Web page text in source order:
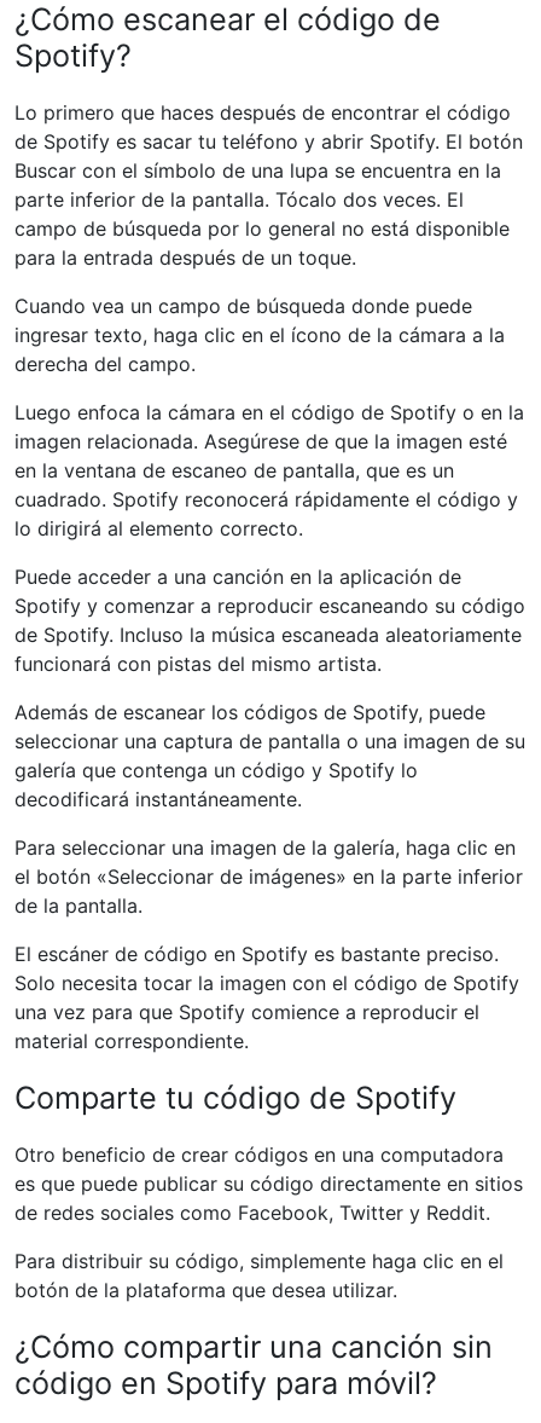
¿Cómo escanear el código de
Spotify?
Lo primero que haces después de encontrar el código
de Spotify es sacar tu teléfono y abrir Spotify. El botón
Buscar con el símbolo de una lupa se encuentra en la
parte inferior de la pantalla. Tócalo dos veces. El
campo de búsqueda por lo general no está disponible
para la entrada después de un toque.
Cuando vea un campo de búsqueda donde puede
ingresar texto, haga clic en el ícono de la cámara a la
derecha del campo.
Luego enfoca la cámara en el código de Spotify o en la
imagen relacionada. Asegúrese de que la imagen esté
en la ventana de escaneo de pantalla, que es un
cuadrado. Spotify reconocerá rápidamente el código y
lo dirigirá al elemento correcto.
Puede acceder a una canción en la aplicación de
Spotify y comenzar a reproducir escaneando su código
de Spotify. Incluso la música escaneada aleatoriamente
funcionará con pistas del mismo artista.
Además de escanear los códigos de Spotify, puede
seleccionar una captura de pantalla o una imagen de su
galería que contenga un código y Spotify lo
decodificará instantáneamente.
Para seleccionar una imagen de la galería, haga clic en
el botón «Seleccionar de imágenes» en la parte inferior
de la pantalla.
El escáner de código en Spotify es bastante preciso.
Solo necesita tocar la imagen con el código de Spotify
una vez para que Spotify comience a reproducir el
material correspondiente.
Comparte tu código de Spotify
Otro beneficio de crear códigos en una computadora
es que puede publicar su código directamente en sitios
de redes sociales como Facebook, Twitter y Reddit.
Para distribuir su código, simplemente haga clic en el
botón de la plataforma que desea utilizar.
¿Cómo compartir una canción sin
código en Spotify para móvil?